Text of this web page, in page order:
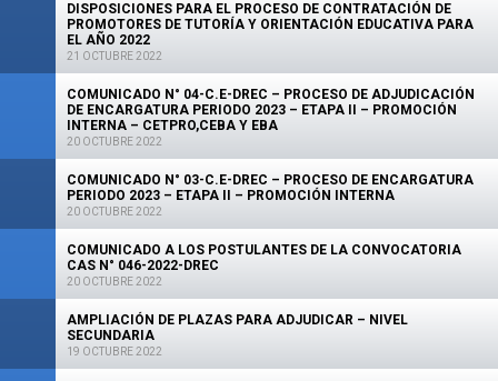
DISPOSICIONES PARA EL PROCESO DE CONTRATACIÓN DE
PROMOTORES DE TUTORÍA Y ORIENTACIÓN EDUCATIVA PARA
EL AÑO 2022
21 OCTUBRE 2022
COMUNICADO N° 04-C.E-DREC – PROCESO DE ADJUDICACIÓN
DE ENCARGATURA PERIODO 2023 – ETAPA II – PROMOCIÓN
INTERNA – CETPRO,CEBA Y EBA
20 OCTUBRE 2022
COMUNICADO N° 03-C.E-DREC – PROCESO DE ENCARGATURA
PERIODO 2023 – ETAPA II – PROMOCIÓN INTERNA
20 OCTUBRE 2022
COMUNICADO A LOS POSTULANTES DE LA CONVOCATORIA
CAS N° 046-2022-DREC
20 OCTUBRE 2022
AMPLIACIÓN DE PLAZAS PARA ADJUDICAR – NIVEL
SECUNDARIA
19 OCTUBRE 2022